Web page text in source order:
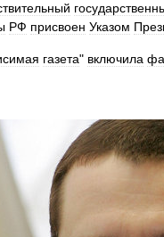
РФ присвоен Указом
газета" включила